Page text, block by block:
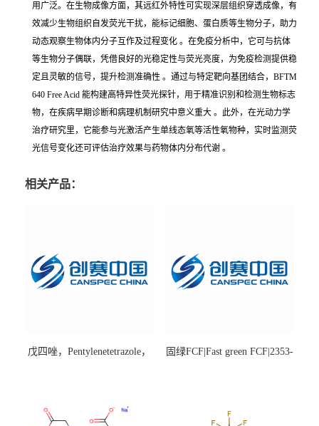
用广泛。在生物成像方面，其远红外特性可实现深层组织穿透成像，有
效减少生物组织自发荧光干扰，能标记细胞、蛋白质等生物分子，助力
动态观察生物体内分子互作及过程变化 。在免疫分析中，它可与抗体
等生物分子偶联，凭借良好的光稳定性与荧光亮度，为免疫检测提供稳
定且灵敏的信号，提升检测准确性 。通过与特定靶向基团结合，BFTM
640 Free Acid 能构建高特异性荧光探针，用于精准识别和检测生物标志
物，在疾病早期诊断和病理机制研究中意义重大 。此外，在光动力学
治疗研究里，它能参与光激活产生单线态氧等活性氧物种，实时监测荧
光信号变化还可评估治疗效果与药物体内分布代谢 。
相关产品：
戊四唑，Pentylenetetrazole，
固绿FCF|Fast green FCF|2353-